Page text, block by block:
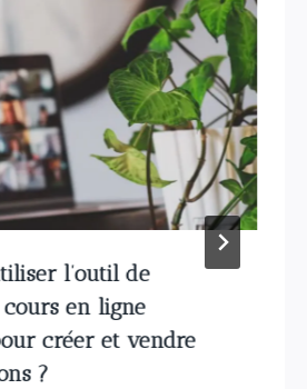
l’outil de
en ligne
créer et vendre
?